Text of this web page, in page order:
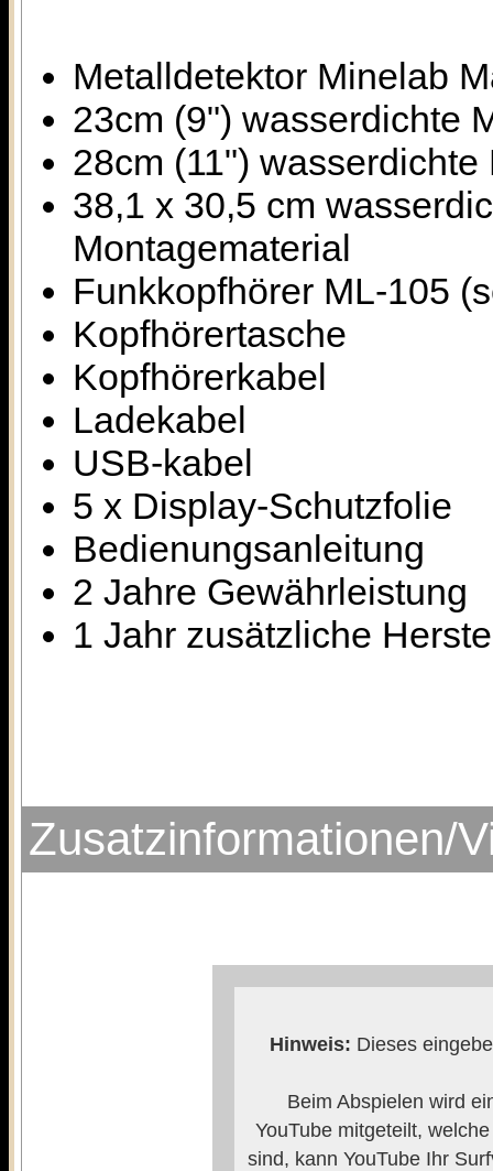
Metalldetektor Minelab
23cm (9") wasserdichte
28cm (11")
38,1 x 30,5 cm
Montagematerial
Funkkopfhörer ML-105
Kopfhörertasche
Kopfhörerkabel
Ladekabel
USB-kabel
5 x Display-Schutzfolie
Bedienungsanleitung
2 Jahre Gewährleistung
1 Jahr zusätzliche
Zusatzinformationen/
Hinweis: Dieses
Beim Abspielen wird
YouTube mitgeteilt,
sind, kann YouTube Ihr